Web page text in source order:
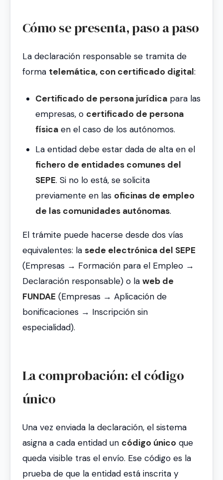
Cómo se presenta, paso a paso
La declaración responsable se tramita de
forma telemática, con certificado digital:
Certificado de persona jurídicapara las
empresas, o certificado de persona
físicaen el caso de los autónomos.
La entidad debe estar dada de alta en el
fichero de entidades comunes del
SEPE. Si no lo está, se solicita
previamente en las oficinas de empleo
de las comunidades autónomas.
El trámite puede hacerse desde dos vías
equivalentes: la sede electrónica del SEPE
(Empresas → Formación para el Empleo →
Declaración responsable) o la web de
FUNDAE (Empresas → Aplicación de
bonificaciones → Inscripción sin
especialidad).
La comprobación: el código
único
Una vez enviada la declaración, el sistema
asigna a cada entidad un código único que
queda visible tras el envío. Ese código es la
prueba de que la entidad está inscrita y